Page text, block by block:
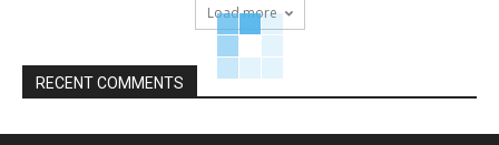
Load more
RECENT COMMENTS